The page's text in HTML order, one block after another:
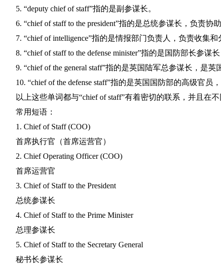
5. “deputy chief of staff”指的是副参谋长。
6. “chief of staff to the president”指的是总统参谋长，负责协
7. “chief of intelligence”指的是情报部门负责人，负责收集
8. “chief of staff to the defense minister”指的是国防部长参
9. “chief of the general staff”指的是英国陆军总参谋长，是
10. “chief of the defense staff”指的是英国国防部的高级官
以上这些单词都与“chief of staff”有着密切的联系，并且在
常用短语：
1. Chief of Staff (COO)
首席执行官（首席运营官）
2. Chief Operating Officer (COO)
首席运营官
3. Chief of Staff to the President
总统参谋长
4. Chief of Staff to the Prime Minister
总理参谋长
5. Chief of Staff to the Secretary General
秘书长参谋长